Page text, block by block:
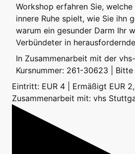
Workshop erfahren Sie,
innere Ruhe spielt, wie Sie ihn
warum ein gesunder Darm Ihr
Verbündeter in
In Zusammenarbeit mit der
Kursnummer: 261-30623 |
Eintritt: EUR 4 | Ermäßigt EUR
Zusammenarbeit mit: vhs